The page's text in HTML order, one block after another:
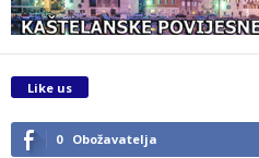
Like us
0 Obožavatelja